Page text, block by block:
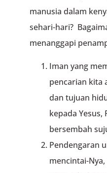
manusia dalam
sehari-hari?
menanggapi
Iman yang
pencarian kita
dan tujuan
kepada Yesus,
bersembah
Pendengaran
mencintai-